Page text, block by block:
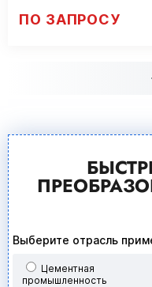
ПО ЗАПРОСУ
Выберите отрасль
Цементная
промышленность
Насос
220 В
Срочно